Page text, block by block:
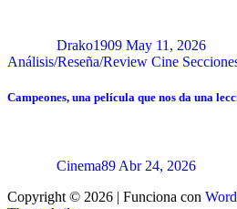
Drako1909 May 11, 2026
Análisis/Reseña/Review Cine
Campeones, una película que nos da una
Cinema89 Abr 24, 2026
Copyright © 2026 | Funciona con